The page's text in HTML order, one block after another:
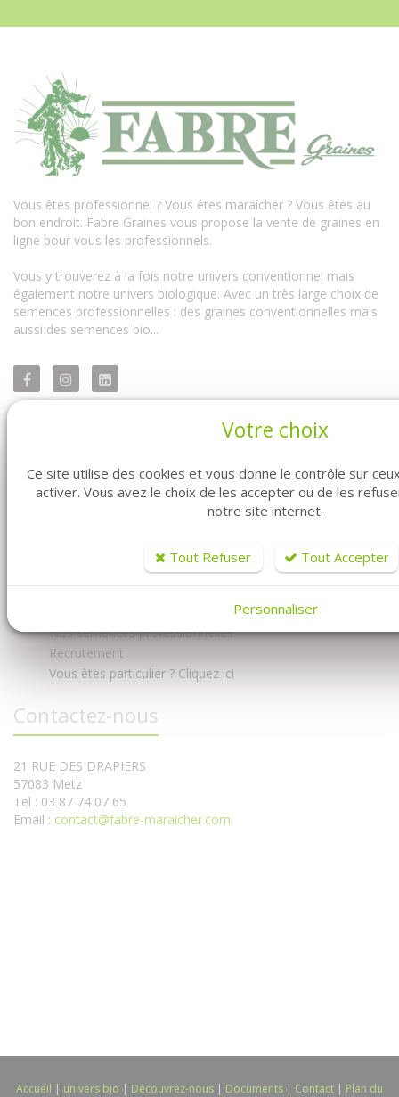
Vous êtes professionnel ? Vous êtes maraîcher ? Vous êtes au
bon endroit. Fabre Graines vous propose la vente de graines en
ligne pour vous les professionnels.
Vous y trouverez à la fois notre univers conventionnel mais
également notre univers biologique. Avec un très large choix de
semences professionnelles : des graines conventionnelles mais
aussi des semences bio...
Documents
Nos semences professionnelles
Recrutement
Vous êtes particulier ? Cliquez ici
Contactez-nous
21 RUE DES DRAPIERS
57083 Metz
Tel : 03 87 74 07 65
Email : contact@fabre-maraicher.com
Accueil | univers bio | Découvrez-nous | Documents | Contact | Plan du
Votre choix
Ce site utilise des cookies et vous donne le contrôle sur
activer. Vous avez le choix de les accepter ou de les
notre site internet.
Tout Refuser Tout Accepter
Personnaliser